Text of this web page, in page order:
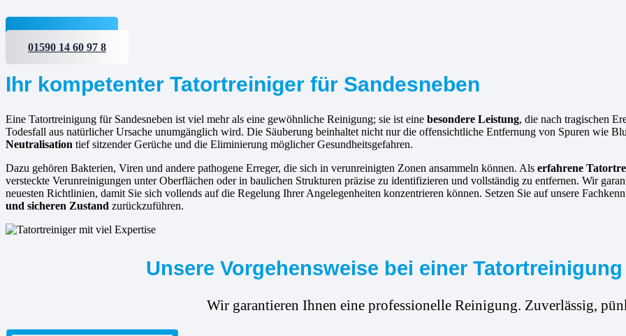
Jetzt anfragen
01590 14 60 97 8
Ihr kompetenter Tatortreiniger für Sandesneben
Eine Tatortreinigung für Sandesneben ist viel mehr als eine gewöhnliche Reinigung; sie ist eine besondere Leistung, die nach tragischen
Todesfall aus natürlicher Ursache unumgänglich wird. Die Säuberung beinhaltet nicht nur die offensichtliche Entfernung von Spuren wie
Neutralisation tief sitzender Gerüche und die Eliminierung möglicher Gesundheitsgefahren.
Dazu gehören Bakterien, Viren und andere pathogene Erreger, die sich in verunreinigten Zonen ansammeln können. Als erfahrene
versteckte Verunreinigungen unter Oberflächen oder in baulichen Strukturen präzise zu identifizieren und vollständig zu entfernen. Wir
neuesten Richtlinien, damit Sie sich vollends auf die Regelung Ihrer Angelegenheiten konzentrieren können. Setzen Sie auf unsere
und sicheren Zustand zurückzuführen.
Unsere Vorgehensweise bei einer
Wir garantieren Ihnen eine professionelle Reinigung. Zuverlässig,